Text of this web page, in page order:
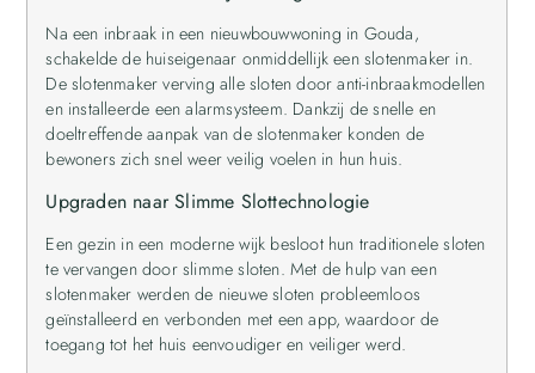
Na een inbraak in een nieuwbouwwoning in Gouda,
schakelde de huiseigenaar onmiddellijk een slotenmaker in.
De slotenmaker verving alle sloten door anti-inbraakmodellen
en installeerde een alarmsysteem. Dankzij de snelle en
doeltreffende aanpak van de slotenmaker konden de
bewoners zich snel weer veilig voelen in hun huis.
Upgraden naar Slimme Slottechnologie
Een gezin in een moderne wijk besloot hun traditionele sloten
te vervangen door slimme sloten. Met de hulp van een
slotenmaker werden de nieuwe sloten probleemloos
geïnstalleerd en verbonden met een app, waardoor de
toegang tot het huis eenvoudiger en veiliger werd.